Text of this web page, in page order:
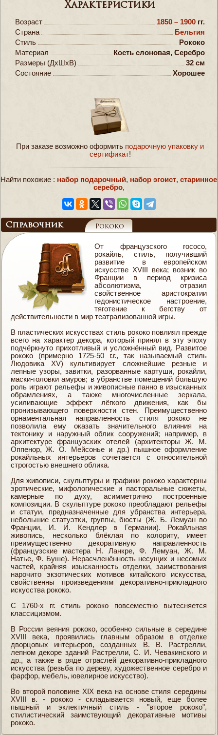
Характеристики
Возраст 1850 – 1900 гг.
Страна
Бельгия
Стиль
Рококо
Материал
Кость слоновая, Серебро
Размеры (ДxШxВ)
32 см
Состояние
Хорошее
При заказе возможно оформить подарочную упаковку и
сертификат!
Найти похожие : набор подарочный, набор эгоист, старинное
серебро,
Справочник Рококо
От французского rococo,
рокайль, стиль, получивший
развитие в европейском
искусстве XVIII века; возник во
Франции в период кризиса
абсолютизма, отразил
свойственное аристократии
гедонистическое настроение,
тяготение к бегству от
действительности в мир театрализованной игры.
В пластических искусствах стиль рококо повлиял прежде
всего на характер декора, который принял в эту эпоху
подчёркнуто прихотливый и усложнённый вид. Развитое
рококо (примерно 1725-50 г.г., так называемый стиль
Людовика XV) культивирует сложнейшие резные и
лепные узоры, завитки, разорванные картуши, рокайли,
маски-головки амуров; в убранстве помещений большую
роль играют рельефы и живописные панно в изысканных
обрамлениях, а также многочисленные зеркала,
усиливающие эффект лёгкого движения, как бы
пронизывающего поверхности стен. Преимущественно
орнаментальная направленность стиля рококо не
позволила ему оказать значительного влияния на
тектонику и наружный облик сооружений; например, в
архитектуре французских отелей (архитекторы Ж. М.
Оппенор, Ж. О. Мейсонье и др.) пышное оформление
рокайльных интерьеров сочетается с относительной
строгостью внешнего облика.
Для живописи, скульптуры и графики рококо характерны
эротические, мифологические и пасторальные сюжеты,
камерные по духу, асимметрично построенные
композиции. В скульптуре рококо преобладают рельефы
и статуи, предназначенные для убранства интерьера,
небольшие статуэтки, группы, бюсты (Ж. Б. Лемуан во
Франции, И. И. Кендлер в Германии). Рокайльная
живопись, несколько блёклая по колориту, имеет
преимущественно декоративную направленность
(французские мастера Н. Ланкре, Ф. Лемуан, Ж. М.
Натье, Ф. Буше). Нерасчленённость несущих и несомых
частей, крайняя изысканность отделки, заимствования
нарочито экзотических мотивов китайского искусства,
свойственны произведениям декоративно-прикладного
искусства рококо.
С 1760-х гг. стиль рококо повсеместно вытесняется
классицизмом.
В России веяния рококо, особенно сильные в середине
XVIII века, проявились главным образом в отделке
дворцовых интерьеров, созданных В. В. Растрелли,
лепном декоре зданий Растрелли, С. И. Чевакинского и
др., а также в ряде отраслей декоративно-прикладного
искусства (резьба по дереву, художественное серебро и
фарфор, мебель, ювелирное искусство).
Во второй половине XIX века на основе стиля середины
XVIII в. - рококо - складывается новый, еще более
пышный и эклектичный стиль - "второе рококо",
стилистический заимствующий декоративные мотивы
рококо.